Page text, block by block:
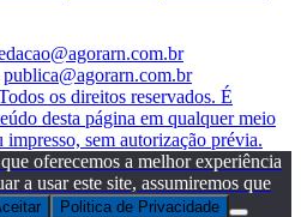
publica@agorarn.com.br
os direitos reservados. É
desta página em qualquer meio
sem autorização prévia.
oferecemos a melhor experiência
a usar este site, assumiremos que
Politica de Privacidade